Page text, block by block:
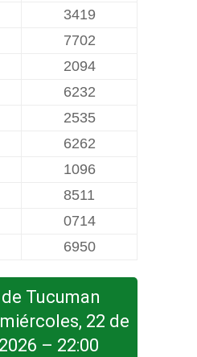
3419
7702
2094
6232
2535
6262
1096
8511
0714
6950
Tucuman
22 de
– 22:00